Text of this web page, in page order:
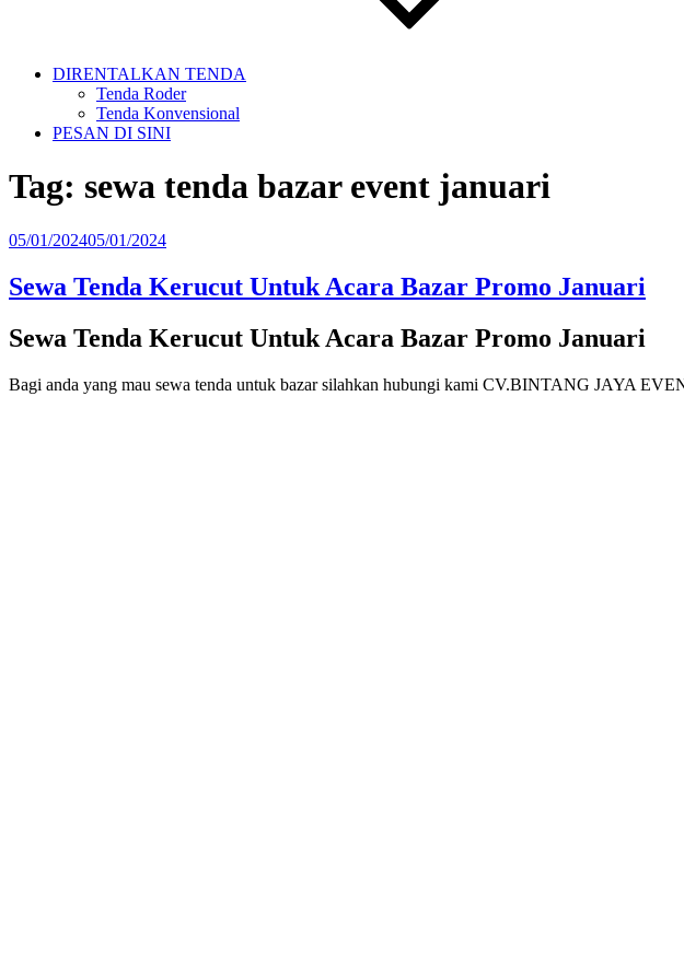
DIRENTALKAN TENDA
Tenda Roder
Tenda Konvensional
PESAN DI SINI
Tag: sewa tenda bazar event januari
Diposkan
05/01/202405/01/2024
Sewa Tenda Kerucut Untuk Acara Bazar Promo Januari
Sewa Tenda Kerucut Untuk Acara Bazar Promo Januari
Bagi anda yang mau sewa tenda untuk bazar silahkan hubungi kami CV.BINTANG JAYA